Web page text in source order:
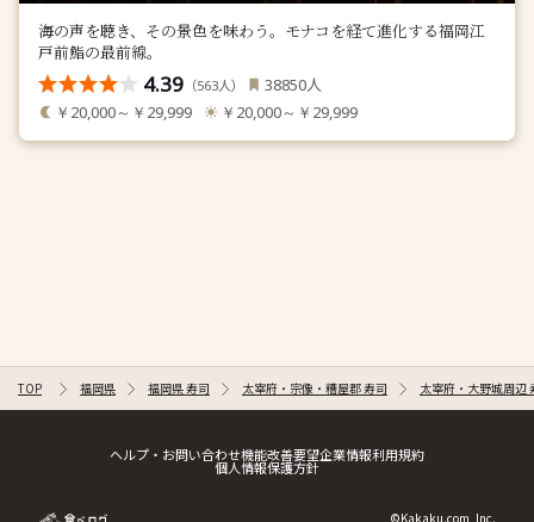
海の声を聴き、その景色を味わう。モナコを経て進化する福岡江
戸前鮨の最前線。
4.39 （563人） 38850人
￥20,000～￥29,999 ￥20,000～￥29,999
TOP 福岡県 福岡県 寿司 太宰府・宗像・糟屋郡 寿司 太宰府・大野城周辺
ヘルプ・お問い合わせ機能改善要望企業情報利用規約
個人情報保護方針
©Kakaku.com, Inc.